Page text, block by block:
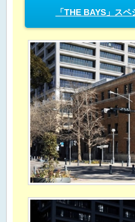
「THE BAYS」ス